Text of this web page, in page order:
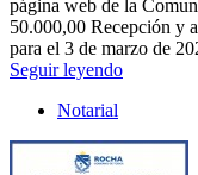
página web de la
50.000,00 Recepción y
para el 3 de marzo de
Seguir leyendo
Notarial